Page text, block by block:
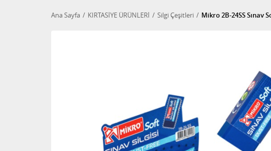
Ana Sayfa KIRTASİYE ÜRÜNLERİ Silgi Çeşitleri Mikro 2B-24SS Sınav